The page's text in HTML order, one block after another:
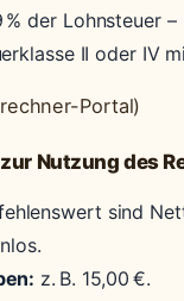
% der Lohnsteuer
II oder IV
Portal)
Nutzung des
sind
z. B. 15,00 €.